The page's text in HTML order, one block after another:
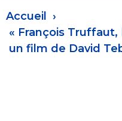
Fil
d'Ariane
Accueil
« François Truffaut,
un film de David